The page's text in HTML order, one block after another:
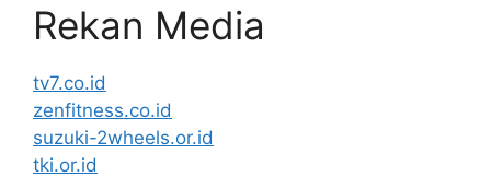
Rekan Media
tv7.co.id
zenfitness.co.id
suzuki-2wheels.or.id
tki.or.id